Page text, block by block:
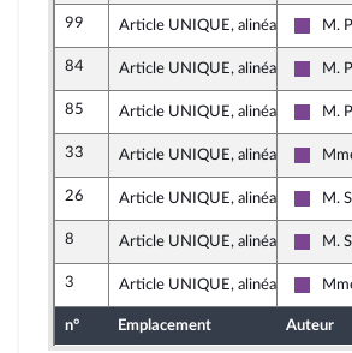
99 Article UNIQUE, alinéa 3 M.
84 Article UNIQUE, alinéa 3 M.
85 Article UNIQUE, alinéa 3 M.
33 Article UNIQUE, alinéa 4
26 Article UNIQUE, alinéa 4 M.
8 Article UNIQUE, alinéa 5 M.
3 Article UNIQUE, alinéa 5
n° Emplacement Auteur